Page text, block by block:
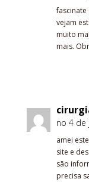
fascinate
vejam
muito
mais.
no 4 de
amei
site e
são
precisa